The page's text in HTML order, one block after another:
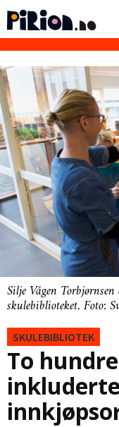
Silje Vågen
skulebiblioteket. Foto:
SKULEBIBLIOTEK
To